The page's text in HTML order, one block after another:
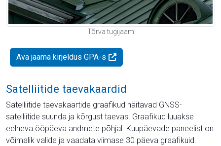
Tõrva tugijaam
Ava jaama kirjeldus GPA-s
Satelliitide taevakaardid
Satelliitide taevakaartide graafikud näitavad GNSS-
satelliitide suunda ja kõrgust taevas. Graafikud luuakse
eelneva ööpäeva andmete põhjal. Kuupäevade paneelist on
võimalik valida ja vaadata viimase 30 päeva graafikuid.